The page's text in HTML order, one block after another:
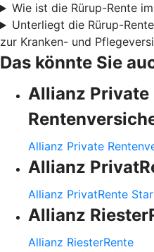
Wie ist die Rürup-Rente
Unterliegt die Rürup-
zur Kranken- und
Das könnte Sie
Allianz Private
Allianz Private
Allianz
Allianz PrivatRente
Allianz
Allianz RiesterRente